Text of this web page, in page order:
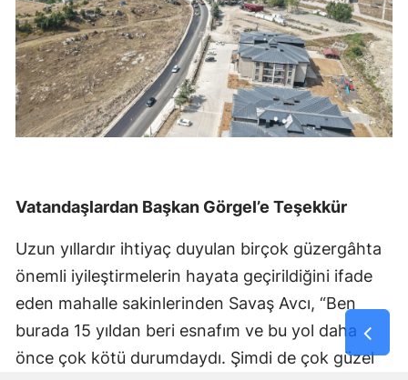
Vatandaşlardan Başkan Görgel’e Teşekkür
Uzun yıllardır ihtiyaç duyulan birçok güzergâhta
önemli iyileştirmelerin hayata geçirildiğini ifade
eden mahalle sakinlerinden Savaş Avcı, “Ben
burada 15 yıldan beri esnafım ve bu yol daha
önce çok kötü durumdaydı. Şimdi de çok güzel